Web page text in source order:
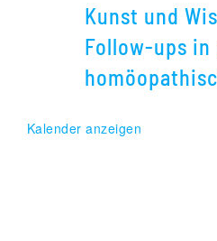
Kunst und
Follow-ups in
Kalender anzeigen